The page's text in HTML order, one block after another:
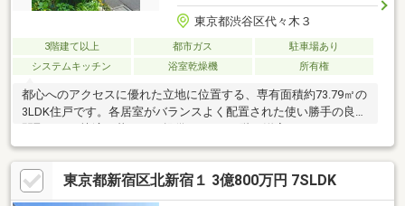
東京都渋谷区代々木３
3階建て以上 都市ガス
駐車場あり
システムキッチン
浴室乾燥機 所有権
都心へのアクセスに優れた立地に位置する、専有面積約73.79㎡の
3LDK住戸です。各居室がバランスよく配置された使い勝手の良い
間取りで、快適な暮らしを提供します。1階の洋室はウォークイン
クローゼットとしての利用にも◎リビングを中心とした設計によ
り、ご家族が自然と集まる温かみのある空間を実現。東南角地に
位置し、朝から暖かい陽が差し込みます。住戸から見える特別な
景色を実際にご覧ください！ご契約予約お待ちしております。◎
東京都新宿区北新宿１ 3億800万円 7SLDK